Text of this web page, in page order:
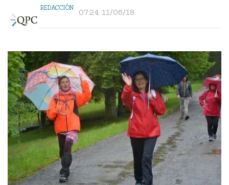
REDACCIÓN 07:24 11/06/18